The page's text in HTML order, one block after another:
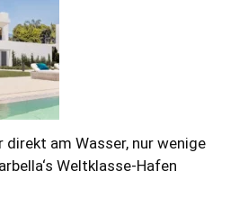
am Wasser, nur wenige
Weltklasse-Hafen